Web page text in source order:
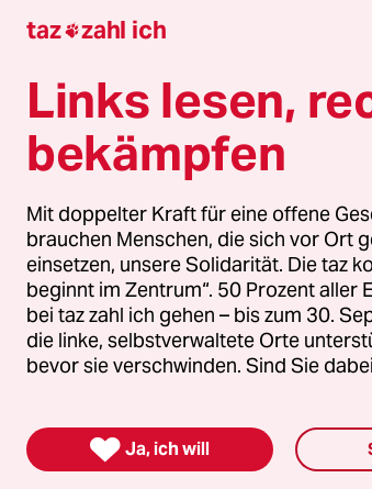
„Jugend ohne
keine Massenbewegung werden,
auf den linken Theoretiker
Identitären-Chef Martin
in einer „Gesellschaft des
durch die mediale Spiegelung
ist so auch seine Botschaft. Aus
nicht nur genau zu
präsentieren. So etwa vor knapp
Identitäre das Brandenburger
dem griechischen Lambda-
Provokateur messen lassen: Was
Welt“, schreibt Sellner, und zitiert
taz zahl ich
Links lesen,
bekämpfen
Mit doppelter Kraft für eine offene
brauchen Menschen, die sich vor Ort
einsetzen, unsere Solidarität. Die taz
beginnt im Zentrum“. 50 Prozent aller
bei taz zahl ich gehen – bis zum 30.
die linke, selbstverwaltete Orte
bevor sie verschwinden. Sind Sie
 Ja, ich will